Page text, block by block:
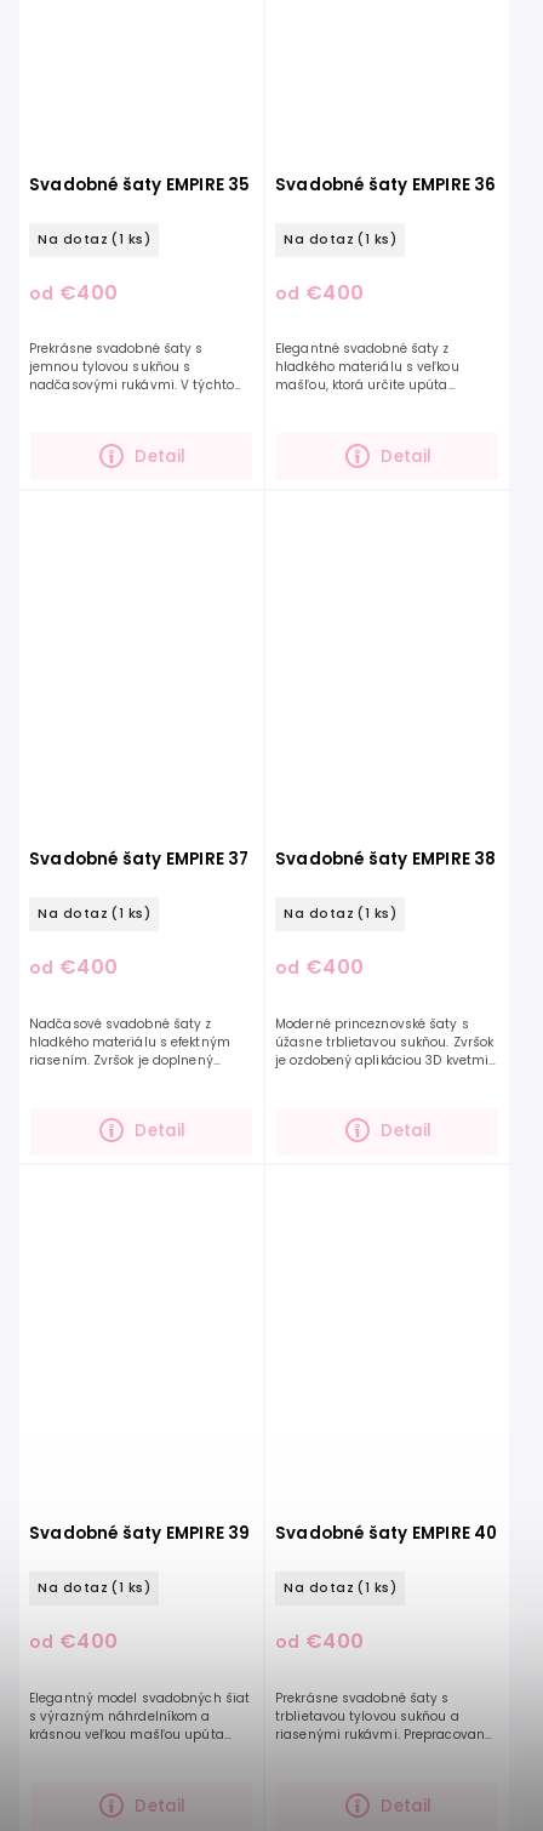
Svadobné šaty EMPIRE 35
Na dotaz (1 ks)
od €400
Detail
Prekrásne svadobné šaty s
jemnou tylovou sukňou s
nadčasovými rukávmi. V týchto
srdiečka zdobia srdiečkový korzet
Svadobné šaty EMPIRE 36
Na dotaz (1 ks)
od €400
Detail
Elegantné svadobné šaty z
hladkého materiálu s veľkou
mašľou, ktorá určite upúta
Mašľa je odnímateľná,...
Svadobné šaty EMPIRE 37
Na dotaz (1 ks)
od €400
Detail
Nadčasové svadobné šaty z
hladkého materiálu s efektným
riasením. Zvršok je doplnený
spôsobom ako tieto šaty ešte...
Svadobné šaty EMPIRE 38
Na dotaz (1 ks)
od €400
Detail
Moderné princeznovské šaty s
úžasne trblietavou sukňou. Zvršok
je ozdobený aplikáciou 3D kvetmi
nevesta, ktorá sa pre nich...
Svadobné šaty EMPIRE 39
Na dotaz (1 ks)
od €400
Detail
Elegantný model svadobných šiat
s výrazným náhrdelníkom a
krásnou veľkou mašľou upúta
hladká áčková sukňa...
Svadobné šaty EMPIRE 40
Na dotaz (1 ks)
od €400
Detail
Prekrásne svadobné šaty s
trblietavou tylovou sukňou a
riasenými rukávmi. Prepracovaný
ešte viac zvýraznia...